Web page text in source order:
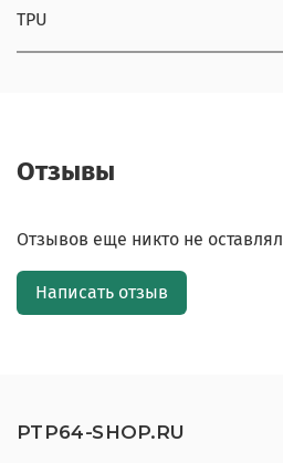
TPU
Отзывы
Отзывов еще никто не оставлял
Написать отзыв
PTP64-SHOP.RU